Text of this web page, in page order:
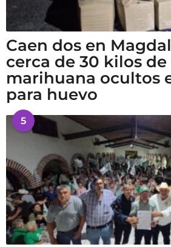
Caen dos en
cerca de 30 kilos
marihuana ocultos
para huevo
5